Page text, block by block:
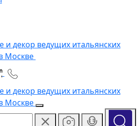
декор ведущих итальянских
Москве
декор ведущих итальянских
Москве